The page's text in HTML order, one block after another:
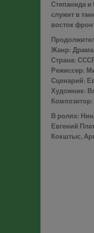
Степанида и
служит в
восток
Жанр:
Страна:
Режиссер:
Сценарий:
Художник:
В ролях:
Евгений
Кокштыс,